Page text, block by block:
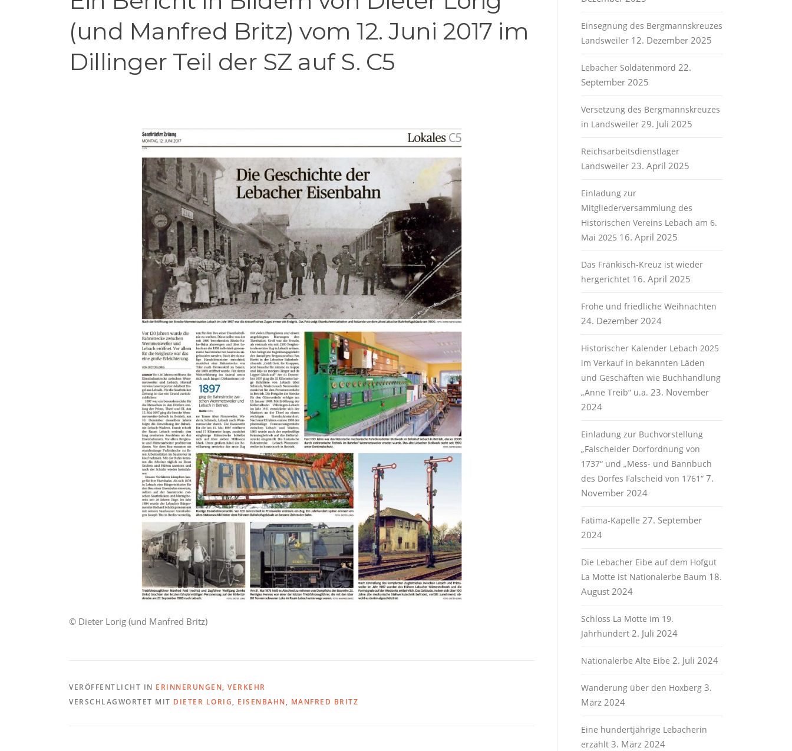
(und Manfred Britz) vom 12. Juni 2017 im
Dillinger Teil der SZ auf S. C5
© Dieter Lorig (und Manfred Britz)
VERÖFFENTLICHT IN ERINNERUNGEN, VERKEHR
VERSCHLAGWORTET MIT DIETER LORIG, EISENBAHN, MANFRED BRITZ
Einsegnung des Bergmannskreuzes
Landsweiler 12. Dezember 2025
Lebacher Soldatenmord 22.
September 2025
Versetzung des Bergmannskreuzes
in Landsweiler 29. Juli 2025
Reichsarbeitsdienstlager
Landsweiler 23. April 2025
Einladung zur
Mitgliederversammlung des
Historischen Vereins Lebach am 6.
Mai 2025 16. April 2025
Das Fränkisch-Kreuz ist wieder
hergerichtet 16. April 2025
Frohe und friedliche Weihnachten
24. Dezember 2024
Historischer Kalender Lebach 2025
im Verkauf in bekannten Läden
und Geschäften wie Buchhandlung
„Anne Treib“ u.a. 23. November
2024
Einladung zur Buchvorstellung
„Falscheider Dorfordnung von
1737“ und „Mess- und Bannbuch
des Dorfes Falscheid von 1761“ 7.
November 2024
Fatima-Kapelle 27. September
2024
Die Lebacher Eibe auf dem Hofgut
La Motte ist Nationalerbe Baum 18.
August 2024
Schloss La Motte im 19.
Jahrhundert 2. Juli 2024
Nationalerbe Alte Eibe 2. Juli 2024
Wanderung über den Hoxberg 3.
März 2024
Eine hundertjährige Lebacherin
erzählt 3. März 2024